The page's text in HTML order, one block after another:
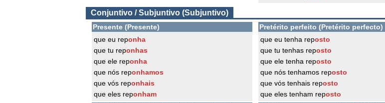
Conjuntivo / Subjuntivo (Subjuntivo)
Presente (Presente)
que eu reponha
que tu reponhas
que ele reponha
que nós reponhamos
que vós reponhais
que eles reponham
Pretérito perfeito (Pretérito perfecto)
que eu tenha reposto
que tu tenhas reposto
que ele tenha reposto
que nós tenhamos reposto
que vós tenhais reposto
que eles tenham reposto